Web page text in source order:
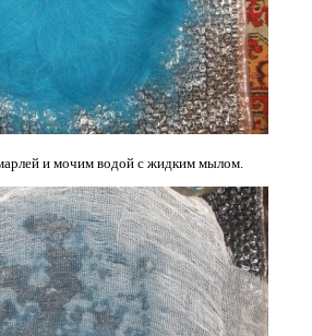
и мочим водой с жидким мылом.